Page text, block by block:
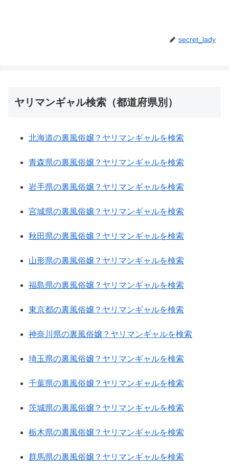
secret_lady
ヤリマンギャル検索（都道府県別）
北海道の裏風俗嬢？ヤリマンギャルを検索
青森県の裏風俗嬢？ヤリマンギャルを検索
岩手県の裏風俗嬢？ヤリマンギャルを検索
宮城県の裏風俗嬢？ヤリマンギャルを検索
秋田県の裏風俗嬢？ヤリマンギャルを検索
山形県の裏風俗嬢？ヤリマンギャルを検索
福島県の裏風俗嬢？ヤリマンギャルを検索
東京都の裏風俗嬢？ヤリマンギャルを検索
神奈川県の裏風俗嬢？ヤリマンギャルを検索
埼玉県の裏風俗嬢？ヤリマンギャルを検索
千葉県の裏風俗嬢？ヤリマンギャルを検索
茨城県の裏風俗嬢？ヤリマンギャルを検索
栃木県の裏風俗嬢？ヤリマンギャルを検索
群馬県の裏風俗嬢？ヤリマンギャルを検索